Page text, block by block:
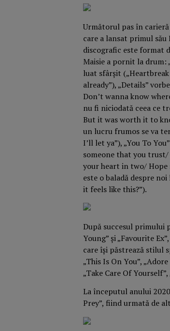
Următorul pas în
care a lansat primul său
discografic este format
Maisie a pornit la drum:
luat sfârșit
already”), „Details”
Don’t wanna know
nu fi niciodată ceea ce
But it was worth it to
un lucru frumos se va
I’ll let ya”), „You To
someone that you trust/
your heart in two/ Hope
este o baladă despre
it feels like this?”).
După succesul primului
Young” și „Favourite
care își păstrează stilul
„This Is On You”,
„Take Care Of
La începutul anului
Prey”, fiind urmată de